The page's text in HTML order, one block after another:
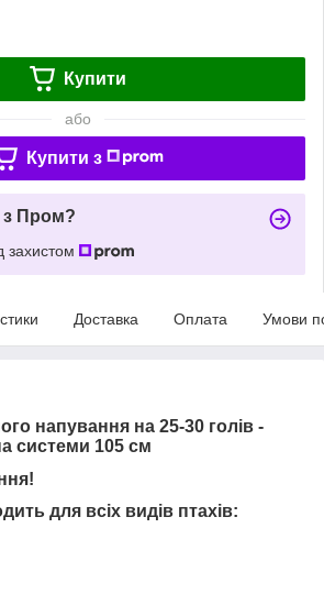
Купити
або
Купити з
з Пром?
захистом
Доставка Оплата Умови
напування на 25-30 голів -
системи 105 см
для всіх видів птахів: